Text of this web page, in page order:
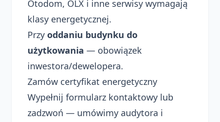
Otodom, OLX i inne serwisy wymagają
klasy energetycznej.
Przy oddaniu budynku do
użytkowania — obowiązek
inwestora/dewelopera.
Zamów certyfikat energetyczny
Wypełnij formularz kontaktowy lub
zadzwoń — umówimy audytora i